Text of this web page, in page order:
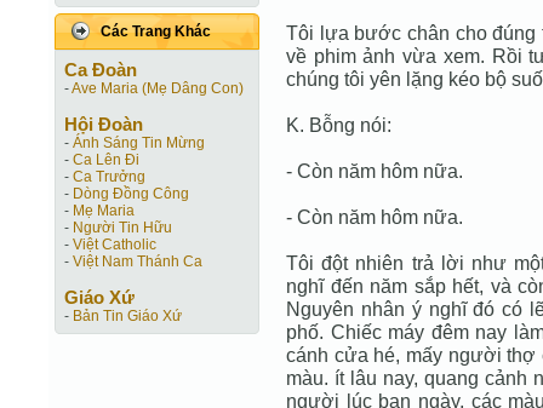
Các Trang Khác
Ca Ðoàn
-Ave Maria (Mẹ Dâng Con)
Hội Ðoàn
- Ánh Sáng Tin Mừng
- Ca Lên Đi
- Ca Trưởng
- Dòng Đồng Công
- Mẹ Maria
- Người Tin Hữu
- Việt Catholic
- Việt Nam Thánh Ca
Giáo Xứ
- Bản Tin Giáo Xứ
Tôi lựa bước chân cho đúng
về phim ảnh vừa xem. Rồi
chúng tôi yên lặng kéo bộ
K. Bỗng nói:
- Còn năm hôm nữa.
- Còn năm hôm nữa.
Tôi đột nhiên trả lời như
nghĩ đến năm sắp hết, và
Nguyên nhân ý nghĩ đó có
phố. Chiếc máy đêm nay
cánh cửa hé, mấy người thợ
màu. ít lâu nay, quang cảnh
người lúc ban ngày, các